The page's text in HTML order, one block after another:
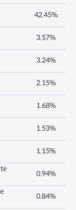
42.45%
3.57%
3.24%
2.15%
1.68%
1.53%
1.15%
0.94%
0.84%